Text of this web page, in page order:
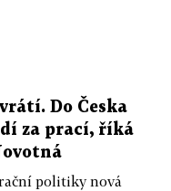
Do Česka
za prací, říká
politiky nová